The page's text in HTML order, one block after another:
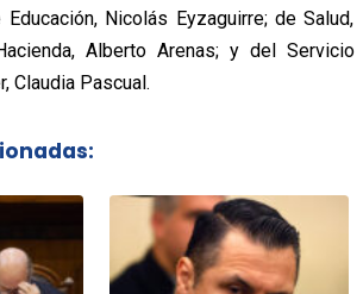
Nicolás Eyzaguirre; de Salud,
Alberto Arenas; y del Servicio
Claudia Pascual.